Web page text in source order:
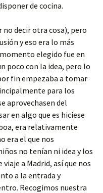
de cocina.
no decir otra cosa), pero
y eso era lo más
elegido fue en
poco con la idea, pero lo
fin empezaba a tomar
para los
aprovechasen del
en algo que es hiciese
era relativamente
era el que nos
no tenían ni idea y los
a Madrid, así que nos
a la entrada y
Recogimos nuestra